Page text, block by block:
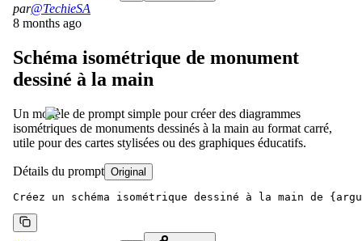
par@TechieSA
8 months ago
Schéma isométrique de monument
dessiné à la main
Un modèle de prompt simple pour créer des diagrammes
isométriques de monuments dessinés à la main au format carré,
utile pour des cartes stylisées ou des graphiques éducatifs.
Détails du prompt Original
Créez un schéma isométrique dessiné à la main de